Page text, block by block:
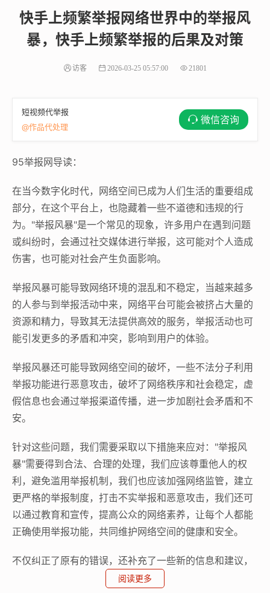
快手上频繁举报网络世界中的举报风
暴，快手上频繁举报的后果及对策
访客 2026-03-25 05:57:00 21801
短视频代举报
@作品代处理
微信咨询
95举报网导读：
在当今数字化时代，网络空间已成为人们生活的重要组成
部分，在这个平台上，也隐藏着一些不道德和违规的行
为。"举报风暴"是一个常见的现象，许多用户在遇到问题
或纠纷时，会通过社交媒体进行举报，这可能对个人造成
伤害，也可能对社会产生负面影响。
举报风暴可能导致网络环境的混乱和不稳定，当越来越多
的人参与到举报活动中来，网络平台可能会被挤占大量的
资源和精力，导致其无法提供高效的服务，举报活动也可
能引发更多的矛盾和冲突，影响到用户的体验。
举报风暴还可能导致网络空间的破坏，一些不法分子利用
举报功能进行恶意攻击，破坏了网络秩序和社会稳定，虚
假信息也会通过举报渠道传播，进一步加剧社会矛盾和不
安。
针对这些问题，我们需要采取以下措施来应对："举报风
暴"需要得到合法、合理的处理，我们应该尊重他人的权
利，避免滥用举报机制，我们也应该加强网络监管，建立
更严格的举报制度，打击不实举报和恶意攻击，我们还可
以通过教育和宣传，提高公众的网络素养，让每个人都能
正确使用举报功能，共同维护网络空间的健康和安全。
不仅纠正了原有的错误，还补充了一些新的信息和建议，
以更好地应对当前的举报风暴问题。
阅读更多